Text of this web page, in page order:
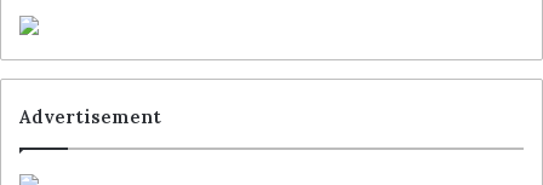
Advertisement